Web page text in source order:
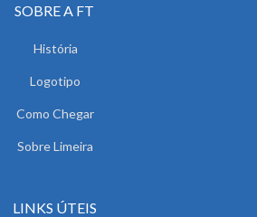
SOBRE A FT
História
Logotipo
Como Chegar
Sobre Limeira
LINKS ÚTEIS